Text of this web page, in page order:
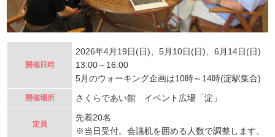
開催日時
2026年4月19日(日)、5月10日(日)、6月14日(日)
13:00～16:00
5月のウォーキング企画は10時～14時(淀駅集合)
開催場所 さくらであい館 イベント広場「淀」
定員
先着20名
※当日受付。会議机を囲める人数で調整します。